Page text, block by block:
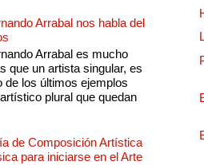
Arrabal nos habla del
Arrabal es mucho
que un artista singular, es
de los últimos ejemplos
plural que quedan
de Composición Artística
para iniciarse en el Arte